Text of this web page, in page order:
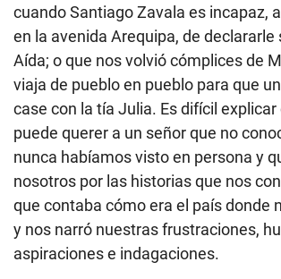
cuando Santiago Zavala es incapaz,
en la avenida Arequipa, de declararle
Aída; o que nos volvió cómplices de
viaja de pueblo en pueblo para que
case con la tía Julia. Es difícil explicar
puede querer a un señor que no
nunca habíamos visto en persona y
nosotros por las historias que nos
que contaba cómo era el país donde
y nos narró nuestras frustraciones,
aspiraciones e indagaciones.